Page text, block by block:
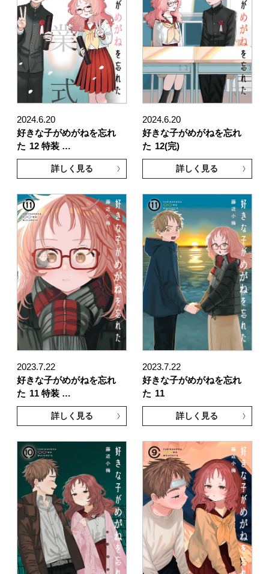
2024.6.20
好きな子がめがねを忘れ
た 12 特装 …
詳しく見る
2024.6.20
好きな子がめがねを忘れ
た 12(完)
詳しく見る
2023.7.22
好きな子がめがねを忘れ
た 11 特装 …
詳しく見る
2023.7.22
好きな子がめがねを忘れ
た 11
詳しく見る